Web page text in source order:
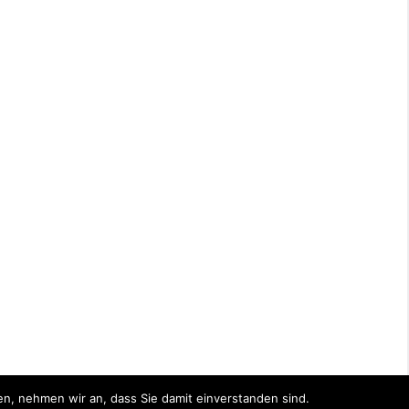
nehmen wir an, dass Sie damit einverstanden sind.